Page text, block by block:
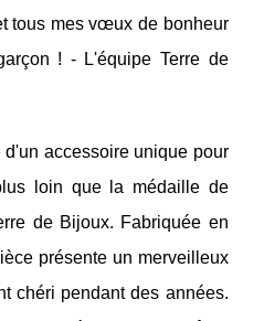
tous mes vœux de bonheur
! - L'équipe Terre de
accessoire unique pour
loin que la médaille de
de Bijoux. Fabriquée en
présente un merveilleux
chéri pendant des années.